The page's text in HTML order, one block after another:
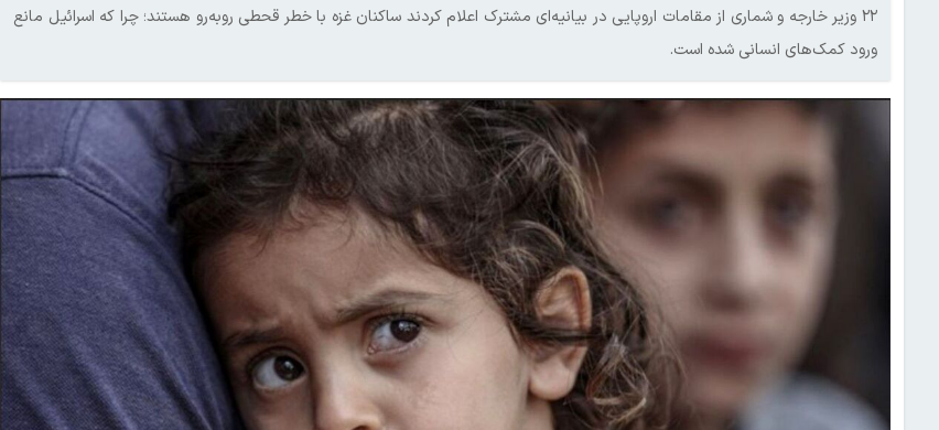
۲۲ وزیر خارجه و شماری از مقامات اروپایی در بیانیه‌ای مشترک اعلام کردند ساکنان غزه با خطر قحطی روبه‌رو هستند؛ چرا که اسرائیل مانع
ورود کمک‌های انسانی شده است.